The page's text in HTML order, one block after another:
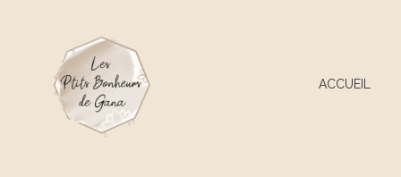
ACCUEIL